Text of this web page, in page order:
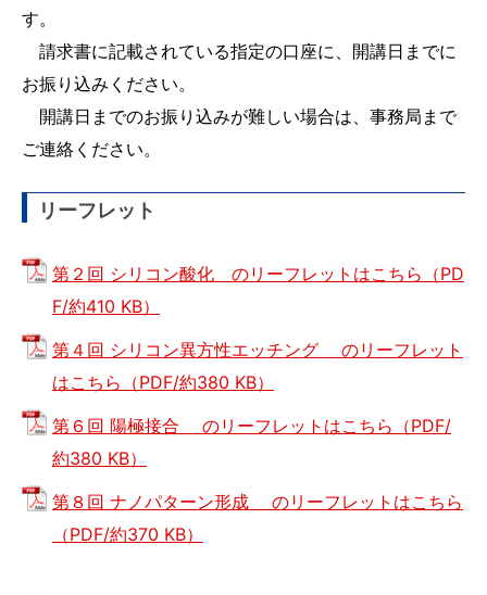
す。
請求書に記載されている指定の口座に、開講日までに
お振り込みください。
開講日までのお振り込みが難しい場合は、事務局まで
ご連絡ください。
リーフレット
第２回 シリコン酸化 のリーフレットはこちら（PD
F/約410 KB）
第４回 シリコン異方性エッチング のリーフレット
はこちら（PDF/約380 KB）
第６回 陽極接合 のリーフレットはこちら（PDF/
約380 KB）
第８回 ナノパターン形成 のリーフレットはこちら
（PDF/約370 KB）